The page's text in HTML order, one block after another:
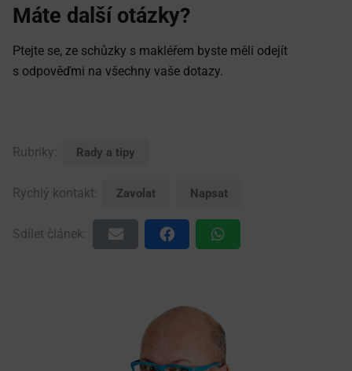
Máte další otázky?
Ptejte se, ze schůzky s makléřem byste měli odejít
s odpověďmi na všechny vaše dotazy.
Rubriky: Rady a tipy
Rychlý kontakt: Zavolat Napsat
Sdílet článek: